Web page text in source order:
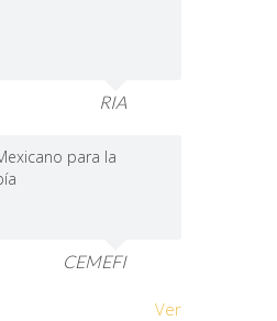
RIA
para la
CEMEFI
Ver